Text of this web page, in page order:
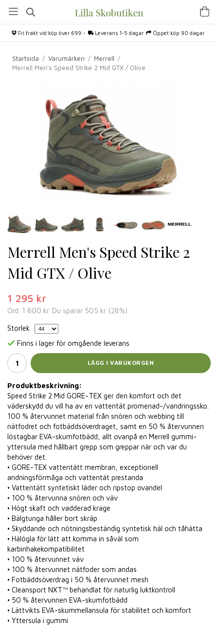
Fri frakt vid köp över 699:- Leverans 1-5 dagar Öppet köp 90 dagar
Startsida / Varumärken / Merrell /
Merrell Men's Speed Strike 2 Mid GTX / Olive
Merrell Men's Speed Strike 2
Mid GTX / Olive
1 295 kr
Ord. 1 800 kr. Du sparar 505 kr (28%)
Storlek
Finns i lager för omgående leverans
LÄGG I VARUKORGEN
Produktbeskrivning:
Speed ​​Strike 2 Mid GORE-TEX ger den komfort och det
väderskydd du vill ha av en vattentät promenad-/vandringssko.
100 % återvunnet material från snören och webbing till
nätfodret och fotbäddsöverdraget, samt en 50 % återvunnen
löstagbar EVA-skumfotbädd, allt ovanpå en Merrell gummi-
yttersula med hållbart grepp som greppar när och var du
behöver det.
• GORE-TEX vattentätt membran, exceptionell
andningsförmåga och vattentät prestanda
• Vattentätt syntetiskt läder och ripstop ovandel
• 100 % återvunna snören och väv
• Högt skaft och vadderad krage
• Bälgtunga håller bort skräp
• Skyddande och nötningsbeständig syntetisk häl och tåhätta
• Hälögla för lätt att komma in såväl som
karbinhakekompatibilitet
• 100 % återvunnet väv
• 100 % återvunnet nätfoder som andas
• Fotbäddsöverdrag i 50 % återvunnet mesh
• Cleansport NXT™ behandlat för naturlig luktkontroll
• 50 % återvunnen EVA-skumfotbädd
• Lättvikts EVA-skummellansula för stabilitet och komfort
• Yttersula i gummi